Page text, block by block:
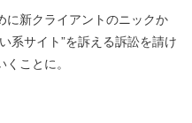
に新クライアントのニックか
系サイト”を訴える訴訟を請け
ことに。​